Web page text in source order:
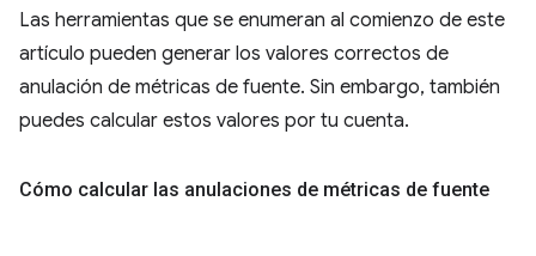
Las herramientas que se enumeran al comienzo de este
artículo pueden generar los valores correctos de
anulación de métricas de fuente. Sin embargo, también
puedes calcular estos valores por tu cuenta.
Cómo calcular las anulaciones de métricas de fuente